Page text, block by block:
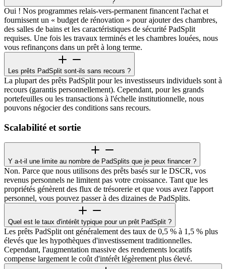
Oui ! Nos programmes relais-vers-permanent financent l'achat et
fournissent un « budget de rénovation » pour ajouter des chambres,
des salles de bains et les caractéristiques de sécurité PadSplit
requises. Une fois les travaux terminés et les chambres louées, nous
vous refinançons dans un prêt à long terme.
Les prêts PadSplit sont-ils sans recours ?
La plupart des prêts PadSplit pour les investisseurs individuels sont à
recours (garantis personnellement). Cependant, pour les grands
portefeuilles ou les transactions à l'échelle institutionnelle, nous
pouvons négocier des conditions sans recours.
Scalabilité et sortie
Y a-t-il une limite au nombre de PadSplits que je peux financer ?
Non. Parce que nous utilisons des prêts basés sur le DSCR, vos
revenus personnels ne limitent pas votre croissance. Tant que les
propriétés génèrent des flux de trésorerie et que vous avez l'apport
personnel, vous pouvez passer à des dizaines de PadSplits.
Quel est le taux d'intérêt typique pour un prêt PadSplit ?
Les prêts PadSplit ont généralement des taux de 0,5 % à 1,5 % plus
élevés que les hypothèques d'investissement traditionnelles.
Cependant, l'augmentation massive des rendements locatifs
compense largement le coût d'intérêt légèrement plus élevé.